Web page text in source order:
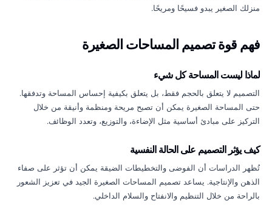
منزلك الصغير يبدو فسيحًا ومريحًا.
فهم قوة تصميم المساحات الصغيرة
لماذا ليست المساحة كل شيء
التصميم لا يتعلق بالحجم فقط، بل يتعلق بكيفية إحساس المساحة وتدفقها.
حتى المساحة الصغيرة يمكن أن تصبح مريحة ومنظمة وأنيقة من خلال
التركيز على مبادئ أساسية مثل الإضاءة، والتوزيع، وتعدد الوظائف.
كيف يؤثر التصميم على الحالة النفسية
تُظهر الدراسات أن الفوضى والتخطيطات الضيقة يمكن أن تؤثر على صفاء
الذهن والإنتاجية. يساعد تصميم المساحات الصغيرة الجيد في تعزيز الشعور
بالراحة من خلال التنظيم والانفتاح والسلام الداخلي.